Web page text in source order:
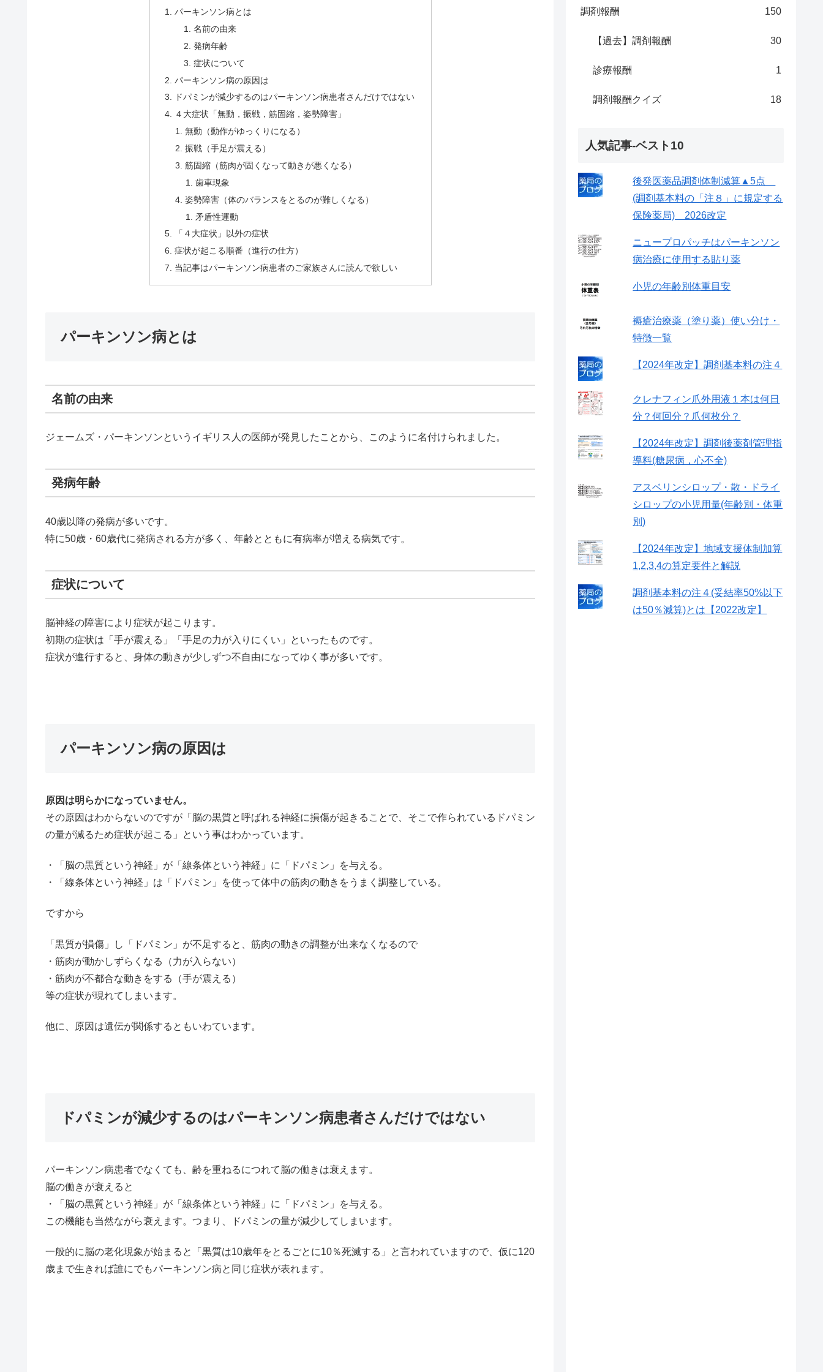
パーキンソン病とは
名前の由来
発病年齢
症状について
パーキンソン病の原因は
ドパミンが減少するのはパーキンソン病患者さんだけではない
４大症状「無動，振戦，筋固縮，姿勢障害」
無動（動作がゆっくりになる）
振戦（手足が震える）
筋固縮（筋肉が固くなって動きが悪くなる）
歯車現象
姿勢障害（体のバランスをとるのが難しくなる）
矛盾性運動
「４大症状」以外の症状
症状が起こる順番（進行の仕方）
当記事はパーキンソン病患者のご家族さんに読んで欲しい
パーキンソン病とは
名前の由来
ジェームズ・パーキンソンというイギリス人の医師が発見したことから、このように名付けられました。
発病年齢
40歳以降の発病が多いです。
特に50歳・60歳代に発病される方が多く、年齢とともに有病率が増える病気です。
症状について
脳神経の障害により症状が起こります。
初期の症状は「手が震える」「手足の力が入りにくい」といったものです。
症状が進行すると、身体の動きが少しずつ不自由になってゆく事が多いです。
パーキンソン病の原因は
原因は明らかになっていません。
その原因はわからないのですが「脳の黒質と呼ばれる神経に損傷が起きることで、そこで作られているドパミン
の量が減るため症状が起こる」という事はわかっています。
・「脳の黒質という神経」が「線条体という神経」に「ドパミン」を与える。
・「線条体という神経」は「ドパミン」を使って体中の筋肉の動きをうまく調整している。
ですから
「黒質が損傷」し「ドパミン」が不足すると、筋肉の動きの調整が出来なくなるので
・筋肉が動かしずらくなる（力が入らない）
・筋肉が不都合な動きをする（手が震える）
等の症状が現れてしまいます。
他に、原因は遺伝が関係するともいわています。
ドパミンが減少するのはパーキンソン病患者さんだけではない
パーキンソン病患者でなくても、齢を重ねるにつれて脳の働きは衰えます。
脳の働きが衰えると
・「脳の黒質という神経」が「線条体という神経」に「ドパミン」を与える。
この機能も当然ながら衰えます。つまり、ドパミンの量が減少してしまいます。
一般的に脳の老化現象が始まると「黒質は10歳年をとるごとに10％死滅する」と言われていますので、仮に120
歳まで生きれば誰にでもパーキンソン病と同じ症状が表れます。
調剤報酬 150
【過去】調剤報酬 30
診療報酬 1
調剤報酬クイズ 18
人気記事-ベスト10
後発医薬品調剤体制減算▲5点
(調剤基本料の「注８」に規定する
保険薬局) 2026改定
ニュープロパッチはパーキンソン
病治療に使用する貼り薬
小児の年齢別体重目安
褥瘡治療薬（塗り薬）使い分け・
特徴一覧
【2024年改定】調剤基本料の注４
クレナフィン爪外用液１本は何日
分？何回分？爪何枚分？
【2024年改定】調剤後薬剤管理指
導料(糖尿病，心不全)
アスベリンシロップ・散・ドライ
シロップの小児用量(年齢別・体重
別)
【2024年改定】地域支援体制加算
1,2,3,4の算定要件と解説
調剤基本料の注４(妥結率50%以下
は50％減算)とは【2022改定】